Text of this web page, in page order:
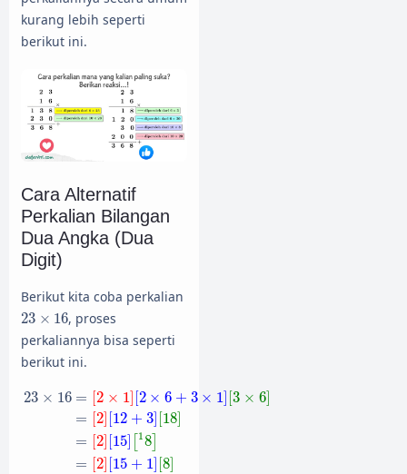
kurang lebih seperti
berikut ini.
Cara Alternatif
Perkalian Bilangan
Dua Angka (Dua
Digit)
Berikut kita coba perkalian
23 × 16
23 ×16, proses
perkaliannya bisa seperti
berikut ini.
23 × 16 = [2 × 1] [2 × 6 + 3 × 1] [3 × 6]
= [2] [12 + 3] [18]
= [2] [15] 1 8
= [2] [15 + 1] [8]
23 16= ×1 2×6 × 1 [3 6]=[ [12